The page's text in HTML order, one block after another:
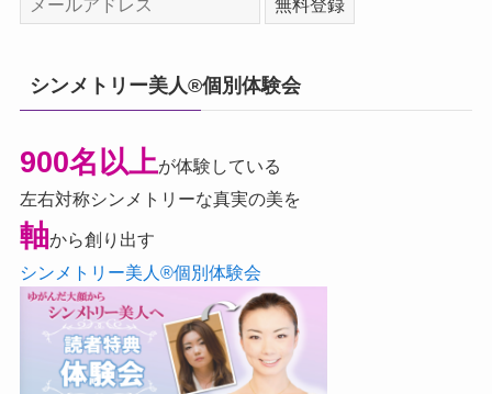
シンメトリー美人®個別体験会
900名以上が体験している
左右対称シンメトリーな真実の美を
軸から創り出す
シンメトリー美人®個別体験会